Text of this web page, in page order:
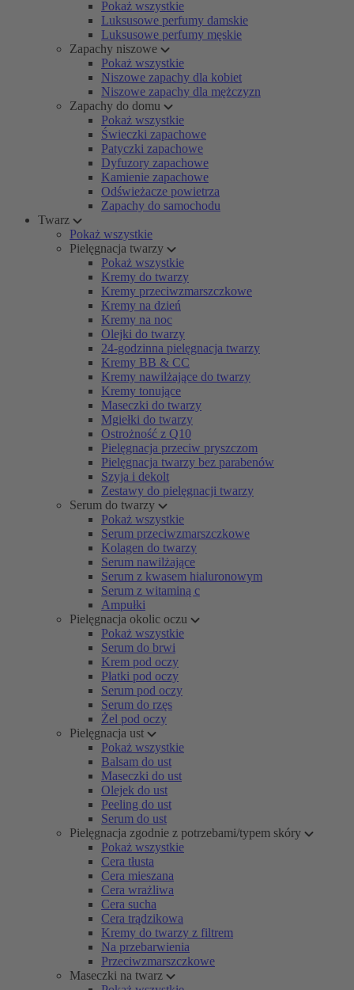
Pokaż wszystkie
Luksusowe perfumy damskie
Luksusowe perfumy męskie
Zapachy niszowe
Pokaż wszystkie
Niszowe zapachy dla kobiet
Niszowe zapachy dla mężczyzn
Zapachy do domu
Pokaż wszystkie
Świeczki zapachowe
Patyczki zapachowe
Dyfuzory zapachowe
Kamienie zapachowe
Odświeżacze powietrza
Zapachy do samochodu
Twarz
Pokaż wszystkie
Pielęgnacja twarzy
Pokaż wszystkie
Kremy do twarzy
Kremy przeciwzmarszczkowe
Kremy na dzień
Kremy na noc
Olejki do twarzy
24-godzinna pielęgnacja twarzy
Kremy BB & CC
Kremy nawilżające do twarzy
Kremy tonujące
Maseczki do twarzy
Mgiełki do twarzy
Ostrożność z Q10
Pielęgnacja przeciw pryszczom
Pielęgnacja twarzy bez parabenów
Szyja i dekolt
Zestawy do pielęgnacji twarzy
Serum do twarzy
Pokaż wszystkie
Serum przeciwzmarszczkowe
Kolagen do twarzy
Serum nawilżające
Serum z kwasem hialuronowym
Serum z witaminą c
Ampułki
Pielęgnacja okolic oczu
Pokaż wszystkie
Serum do brwi
Krem pod oczy
Płatki pod oczy
Serum pod oczy
Serum do rzęs
Żel pod oczy
Pielęgnacja ust
Pokaż wszystkie
Balsam do ust
Maseczki do ust
Olejek do ust
Peeling do ust
Serum do ust
Pielęgnacja zgodnie z potrzebami/typem skóry
Pokaż wszystkie
Cera tłusta
Cera mieszana
Cera wrażliwa
Cera sucha
Cera trądzikowa
Kremy do twarzy z filtrem
Na przebarwienia
Przeciwzmarszczkowe
Maseczki na twarz